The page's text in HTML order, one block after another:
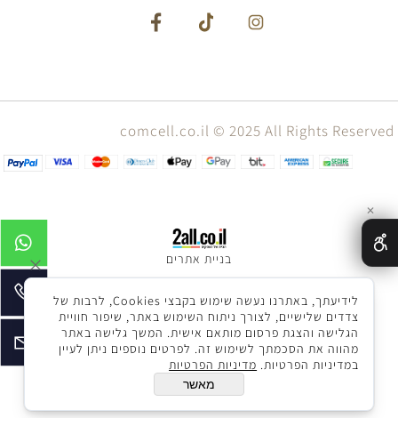
comcell.co.il © 2025 All Rights Reserved
בניית אתרים
✕
לידיעתך, באתרנו נעשה שימוש בקבצי Cookies, לרבות של
צדדים שלישיים, לצורך ניתוח השימוש באתר, שיפור חוויית
הגלישה והצגת פרסום מותאם אישית. המשך גלישה באתר
מהווה את הסכמתך לשימוש זה. לפרטים נוספים ניתן לעיין
במדיניות הפרטיות. מדיניות הפרטיות
מאשר